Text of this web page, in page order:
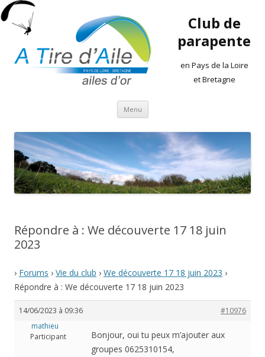
Club de
parapente
en Pays de la Loire
et Bretagne
Menu Aller
contenu
Répondre à : We découverte 17 18 juin
2023
› Forums › Vie du club › We découverte 17 18 juin 2023 ›
Répondre à : We découverte 17 18 juin 2023
14/06/2023 à 09:36
#10976
mathieu
Participant
Bonjour, oui tu peux m’ajouter aux
groupes 0625310154,